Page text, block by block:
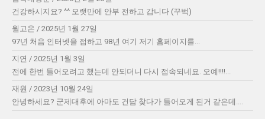
건강하시지요? ^^ 오랫만에 안부 전하고 갑니다 (꾸벅)
윌고온 / 2025년 1월 27일
97년 처음 인터넷을 접하고 98년 여기 저기 홈페이지를...
지연 / 2025년 1월 3일
전에 한번 들어오려고 했는데 안되더니 다시 접속되네요. 오예!!!!...
재원 / 2023년 10월 24일
안녕하세요? 군제대후에 아마도 건담 찾다가 들어오게 된거 같은데....